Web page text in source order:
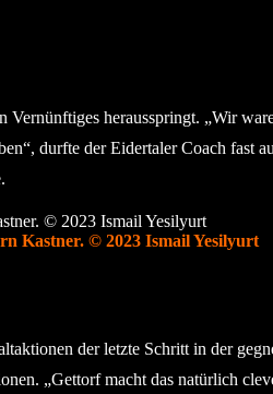
Vernünftiges herausspringt. „Wir
durfte der Eidertaler Coach fast
Kastner. © 2023 Ismail Yesilyurt
der letzte Schritt in der
„Gettorf macht das natürlich